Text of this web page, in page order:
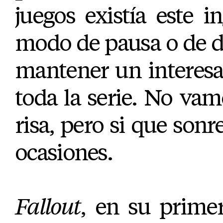
juegos existía este
modo de pausa o de
mantener un
toda la serie. No
risa, pero si que
ocasiones.
Fallout, en su